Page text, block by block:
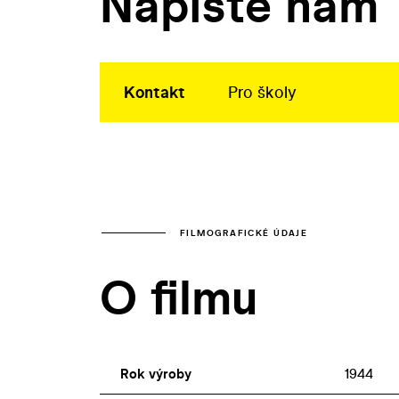
Kontakt Pro školy
FILMOGRAFICKÉ ÚDAJE
O filmu
Rok výroby 1944